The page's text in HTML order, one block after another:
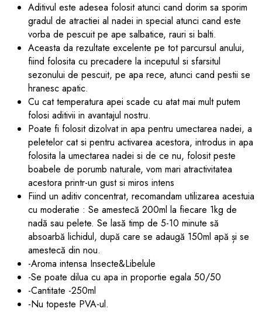
Aditivul este adesea folosit atunci cand dorim sa sporim
gradul de atractiei al nadei in special atunci cand este
vorba de pescuit pe ape salbatice, rauri si balti.
Aceasta da rezultate excelente pe tot parcursul anului,
fiind folosita cu precadere la inceputul si sfarsitul
sezonului de pescuit, pe apa rece, atunci cand pestii se
hranesc apatic.
Cu cat temperatura apei scade cu atat mai mult putem
folosi aditivii in avantajul nostru.
Poate fi folosit dizolvat in apa pentru umectarea nadei, a
peletelor cat si pentru activarea acestora, introdus in apa
folosita la umectarea nadei si de ce nu, folosit peste
boabele de porumb naturale, vom mari atractivitatea
acestora printr-un gust si miros intens
Fiind un aditiv concentrat, recomandam utilizarea acestuia
cu moderatie : Se amestecă 200ml la fiecare 1kg de
nadă sau pelete. Se lasă timp de 5-10 minute să
absoarbă lichidul, după care se adaugă 150ml apă și se
amestecă din nou.
-Aroma intensa Insecte&Libelule
-Se poate dilua cu apa in proportie egala 50/50
-Cantitate -250ml
-Nu topeste PVA-ul.